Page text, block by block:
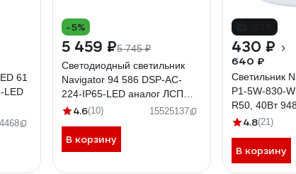
61
LED
-5%
5 459 ₽5 745 ₽
Светодиодный светильник
Navigator 94 586 DSP-AC-
224-IP65-LED аналог ЛСП
2х36 94586
4.6(10) 15525137
В корзину
430 ₽
640 ₽
Светильник
P1-5W-830-
R50, 40Вт
4.8(21)
В корзину